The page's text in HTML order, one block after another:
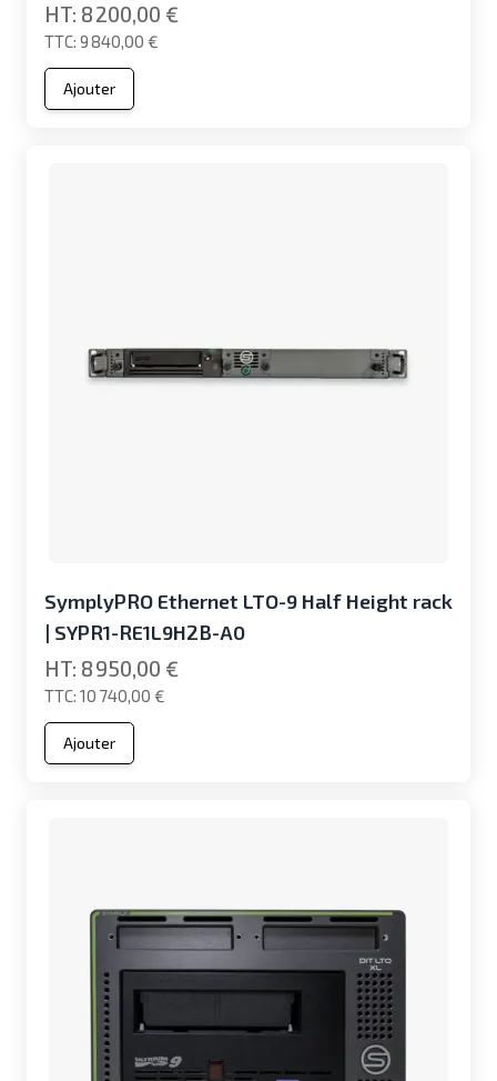
9 840,00 €
8 200,00 €
Ajouter
SymplyPRO Ethernet LTO-9 Half Height rack
| SYPR1-RE1L9H2B-A0
10 740,00 €
8 950,00 €
Ajouter